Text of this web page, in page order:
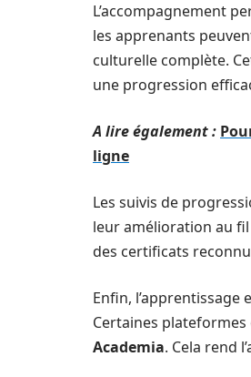
L’accompagnement
les apprenants
culturelle complète.
une progression
A lire également :
ligne
Les suivis de
leur amélioration au
des certificats
Enfin,
Certaines
Academia. Cela rend